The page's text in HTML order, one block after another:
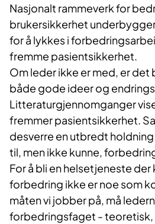
Nasjonalt rammeverk for
brukersikkerhet
for å lykkes i
fremme pasientsikkerhet.
Om leder ikke er med, er det
både gode ideer og
Litteraturgjennomganger
fremmer pasientsikkerhet.
desverre en utbredt
til, men ikke kunne,
For å bli en helsetjeneste
forbedring ikke er noe som
måten vi jobber på, må
forbedringsfaget - teoretisk,